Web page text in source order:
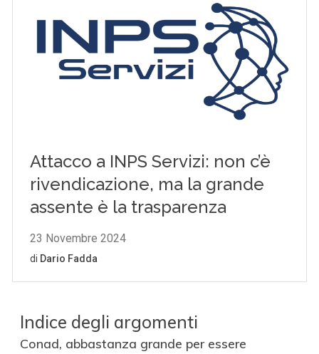
Indice degli argomenti
Conad, abbastanza grande per essere